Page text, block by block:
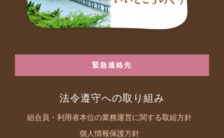
緊急連絡先
法令遵守への取り組み
組合員・利用者本位の業務運営に関する取組方針
個人情報保護方針